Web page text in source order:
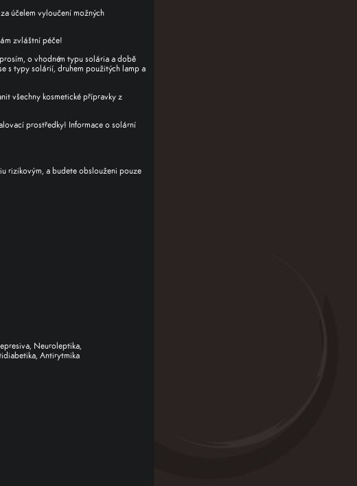
účelem vyloučení možných
zvláštní péče!
o vhodném typu solária a době
s typy solárií, druhem použitých lamp a
všechny kosmetické přípravky z
prostředky! Informace o solární
rizikovým, a budete obslouženi pouze
Neuroleptika,
Antirytmika